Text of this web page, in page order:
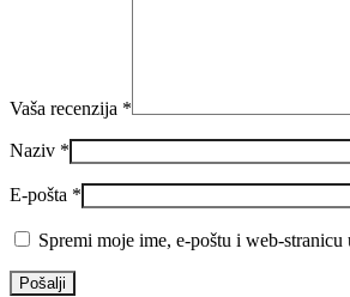
Vaša recenzija *
Naziv *
E-pošta *
Spremi moje ime, e-poštu i web-